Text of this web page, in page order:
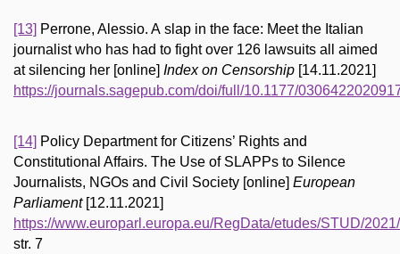
[13] Perrone, Alessio. A slap in the face: Meet the Italian
journalist who has had to fight over 126 lawsuits all aimed
at silencing her [online] Index on Censorship [14.11.2021]
https://journals.sagepub.com/doi/full/10.1177/
[14] Policy Department for Citizens’ Rights and
Constitutional Affairs. The Use of SLAPPs to Silence
Journalists, NGOs and Civil Society [online] European
Parliament[12.11.2021]
https://www.europarl.europa.eu/RegData/etudes/STUD/
str. 7